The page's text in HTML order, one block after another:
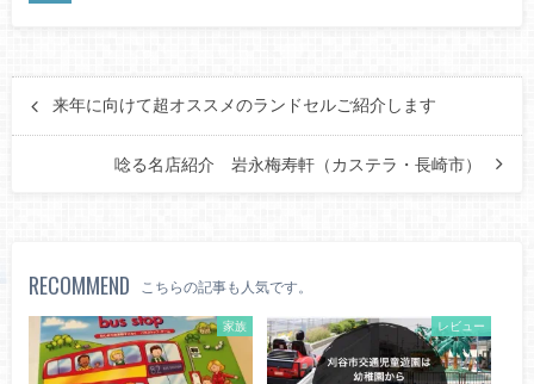
来年に向けて超オススメのランドセルご紹介します
唸る名店紹介 岩永梅寿軒（カステラ・長崎市）
RECOMMEND こちらの記事も人気です。
家族 レビュー